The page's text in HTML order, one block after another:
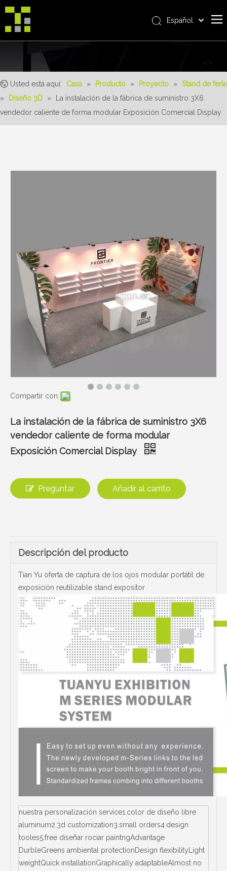
Sobre nosotros
Producto
Servicio
Español
Usted está aquí: Casa » Producto » Proyecto » Stand de feria
»
Diseño 3D »
La instalación de la fábrica de suministro 3X6
vendedor caliente de forma modular Exposición Comercial Display
Compartir con:
La instalación de la fábrica de suministro 3X6
vendedor caliente de forma modular
Exposición Comercial Display
Preguntar Añadir al carrito
Descripción del producto
Tian Yu oferta de captura de los ojos modular portátil de
exposición reutilizable stand expositor
nuestra personalización service1.color de diseño libre
aluminum2.3d customization3.small orders4.design
tooles5.free diseñar rociar paintngAdvantage
DurbleGreens ambiental protectionDesign flexibilityLight
weightQuick installationGraphically adaptableAlmost no